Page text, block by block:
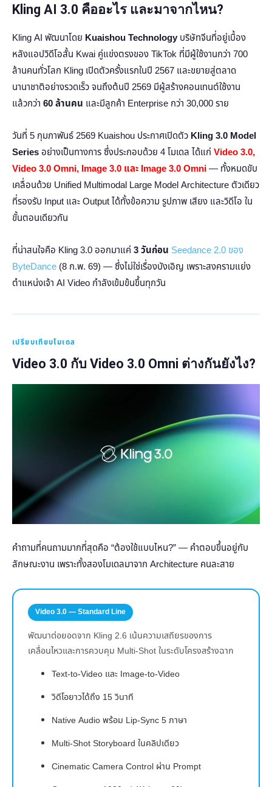
Kling AI 3.0 คืออะไร และมาจากไหน?
Kling AI พัฒนาโดย Kuaishou Technology บริษัทจีนที่อยู่เบื้อง
หลังแอปวิดีโอสั้น Kwai คู่แข่งตรงของ TikTok ที่มีผู้ใช้งานกว่า 700
ล้านคนทั่วโลก Kling เปิดตัวครั้งแรกในปี 2567 และขยายสู่ตลาด
นานาชาติอย่างรวดเร็ว จนถึงต้นปี 2569 มีผู้สร้างคอนเทนต์ใช้งาน
แล้วกว่า 60 ล้านคน และมีลูกค้า Enterprise กว่า 30,000 ราย
วันที่ 5 กุมภาพันธ์ 2569 Kuaishou ประกาศเปิดตัว Kling 3.0 Model
Series อย่างเป็นทางการ ซึ่งประกอบด้วย 4 โมเดล ได้แก่ Video 3.0,
Video 3.0 Omni, Image 3.0 และ Image 3.0 Omni— ทั้งหมดขับ
เคลื่อนด้วย Unified Multimodal Large Model Architecture ตัวเดียว
ที่รองรับ Input และ Output ได้ทั้งข้อความ รูปภาพ เสียง และวิดีโอ ใน
ขั้นตอนเดียวกัน
ที่น่าสนใจคือ Kling 3.0 ออกมาแค่ 3 วันก่อน Seedance 2.0 ของ
ByteDance (8 ก.พ. 69) — ซึ่งไม่ใช่เรื่องบังเอิญ เพราะสงครามแย่ง
ตำแหน่งเจ้า AI Video กำลังเข้มข้นขึ้นทุกวัน
เปรียบเทียบโมเดล
Video 3.0 กับ Video 3.0 Omni ต่างกันยังไง?
คำถามที่คนถามมากที่สุดคือ “ต้องใช้แบบไหน?” — คำตอบขึ้นอยู่กับ
ลักษณะงาน เพราะทั้งสองโมเดลมาจาก Architecture คนละสาย
Video 3.0 — Standard Line
พัฒนาต่อยอดจาก Kling 2.6 เน้นความเสถียรของการ
เคลื่อนไหวและการควบคุม Multi-Shot ในระดับโครงสร้างฉาก
Text-to-Video และ Image-to-Video
วิดีโอยาวได้ถึง 15 วินาที
Native Audio พร้อม Lip-Sync 5 ภาษา
Multi-Shot Storyboard ในคลิปเดียว
Cinematic Camera Control ผ่าน Prompt